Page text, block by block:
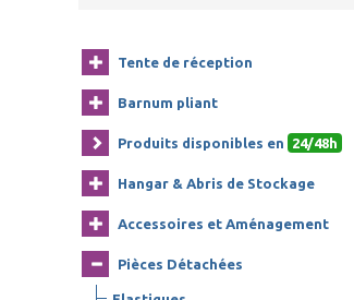
Tente de réception
Barnum pliant
Produits disponibles en 24/48h
Hangar & Abris de Stockage
Accessoires et Aménagement
Pièces Détachées